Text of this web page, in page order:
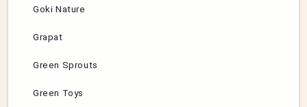
Goki Nature
Grapat
Green Sprouts
Green Toys